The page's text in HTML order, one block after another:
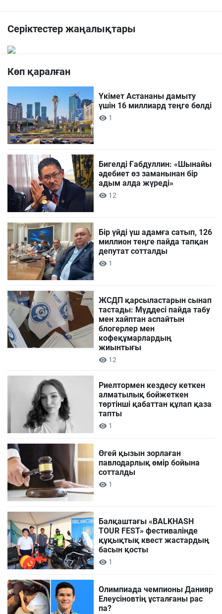
Серіктестер жаңалықтары
Көп қаралған
Үкімет Астананы дамыту
үшін 16 миллиард теңге бөлді
1
Бигелді Ғабдуллин: «Шынайы
әдебиет өз заманынан бір
адым алда жүреді»
12
Бір үйді үш адамға сатып, 126
миллион теңге пайда тапқан
депутат сотталды
1
ЖСДП қарсыластарын сынап
тастады: Мүддесі пайда табу
мен хайптан аспайтын
блогерлер мен
кофеқұмарлардың
жиынтығы
12
Риелтормен кездесу кеткен
алматылық бойжеткен
төртінші қабаттан құлап қаза
тапты
1
Өгей қызын зорлаған
павлодарлық өмір бойына
сотталды
1
Балқаштағы «BALKHASH
TOUR FEST» фестивалінде
құқықтық квест жастардың
басын қосты
1
Олимпиада чемпионы Данияр
Елеусіновтің ұсталғаны рас
па?